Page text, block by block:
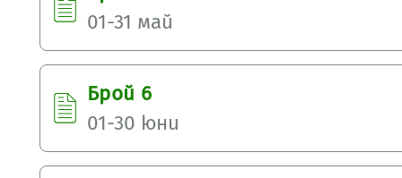
01-31 май
Брой 6
01-30 юни